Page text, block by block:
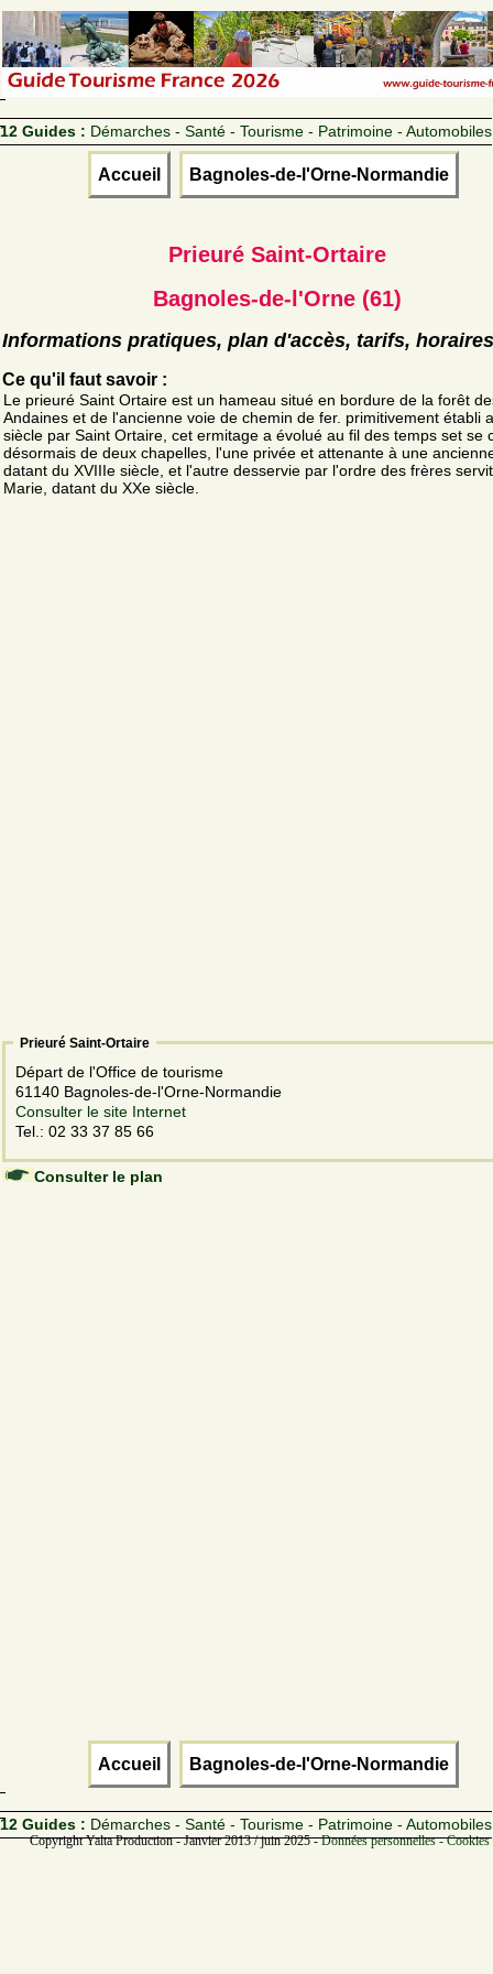
12 Guides : Démarches - Santé - Tourisme - Patrimoine - Automobiles
Accueil Bagnoles-de-l'Orne-Normandie
Prieuré Saint-Ortaire
Bagnoles-de-l'Orne (61)
Informations pratiques, plan d'accès, tarifs, horaires
Ce qu'il faut savoir :
Le prieuré Saint Ortaire est un hameau situé en bordure de la forêt
Andaines et de l'ancienne voie de chemin de fer. primitivement établi
siècle par Saint Ortaire, cet ermitage a évolué au fil des temps set se
désormais de deux chapelles, l'une privée et attenante à une
datant du XVIIIe siècle, et l'autre desservie par l'ordre des frères
Marie, datant du XXe siècle.
Prieuré Saint-Ortaire
Départ de l'Office de tourisme
61140 Bagnoles-de-l'Orne-Normandie
Consulter le site Internet
Tel.: 02 33 37 85 66
Consulter le plan
Accueil Bagnoles-de-l'Orne-Normandie
12 Guides : Démarches - Santé - Tourisme - Patrimoine - Automobiles
Copyright Yalta Production - Janvier 2013 / juin 2025 -Données personnelles -